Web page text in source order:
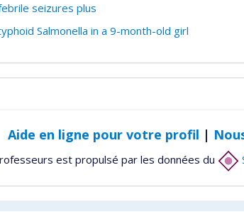
seizures plus
Salmonella in a 9-month-old girl
Aide en ligne pour votre profil |
est propulsé par les données du